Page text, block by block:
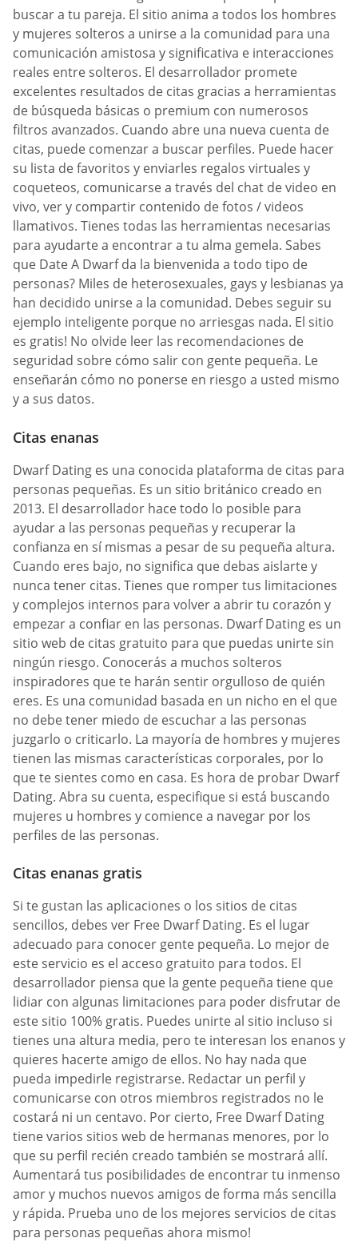
buscar a tu pareja. El sitio anima a todos los hombres
y mujeres solteros a unirse a la comunidad para una
comunicación amistosa y significativa e interacciones
reales entre solteros. El desarrollador promete
excelentes resultados de citas gracias a herramientas
de búsqueda básicas o premium con numerosos
filtros avanzados. Cuando abre una nueva cuenta de
citas, puede comenzar a buscar perfiles. Puede hacer
su lista de favoritos y enviarles regalos virtuales y
coqueteos, comunicarse a través del chat de video en
vivo, ver y compartir contenido de fotos / videos
llamativos. Tienes todas las herramientas necesarias
para ayudarte a encontrar a tu alma gemela. Sabes
que Date A Dwarf da la bienvenida a todo tipo de
personas? Miles de heterosexuales, gays y lesbianas ya
han decidido unirse a la comunidad. Debes seguir su
ejemplo inteligente porque no arriesgas nada. El sitio
es gratis! No olvide leer las recomendaciones de
seguridad sobre cómo salir con gente pequeña. Le
enseñarán cómo no ponerse en riesgo a usted mismo
y a sus datos.
Citas enanas
Dwarf Dating es una conocida plataforma de citas para
personas pequeñas. Es un sitio británico creado en
2013. El desarrollador hace todo lo posible para
ayudar a las personas pequeñas y recuperar la
confianza en sí mismas a pesar de su pequeña altura.
Cuando eres bajo, no significa que debas aislarte y
nunca tener citas. Tienes que romper tus limitaciones
y complejos internos para volver a abrir tu corazón y
empezar a confiar en las personas. Dwarf Dating es un
sitio web de citas gratuito para que puedas unirte sin
ningún riesgo. Conocerás a muchos solteros
inspiradores que te harán sentir orgulloso de quién
eres. Es una comunidad basada en un nicho en el que
no debe tener miedo de escuchar a las personas
juzgarlo o criticarlo. La mayoría de hombres y mujeres
tienen las mismas características corporales, por lo
que te sientes como en casa. Es hora de probar Dwarf
Dating. Abra su cuenta, especifique si está buscando
mujeres u hombres y comience a navegar por los
perfiles de las personas.
Citas enanas gratis
Si te gustan las aplicaciones o los sitios de citas
sencillos, debes ver Free Dwarf Dating. Es el lugar
adecuado para conocer gente pequeña. Lo mejor de
este servicio es el acceso gratuito para todos. El
desarrollador piensa que la gente pequeña tiene que
lidiar con algunas limitaciones para poder disfrutar de
este sitio 100% gratis. Puedes unirte al sitio incluso si
tienes una altura media, pero te interesan los enanos y
quieres hacerte amigo de ellos. No hay nada que
pueda impedirle registrarse. Redactar un perfil y
comunicarse con otros miembros registrados no le
costará ni un centavo. Por cierto, Free Dwarf Dating
tiene varios sitios web de hermanas menores, por lo
que su perfil recién creado también se mostrará allí.
Aumentará tus posibilidades de encontrar tu inmenso
amor y muchos nuevos amigos de forma más sencilla
y rápida. Prueba uno de los mejores servicios de citas
para personas pequeñas ahora mismo!